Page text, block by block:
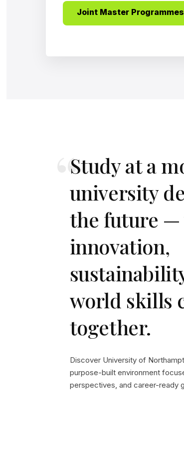
Joint Master Programmes
Study at a
university
the future —
innovation,
world skills
together.
Discover University of
purpose-built environment
perspectives, and career-ready